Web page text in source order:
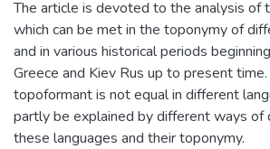
The article is devoted to the analysis of
which can be met in the toponymy of
and in various historical periods
Greece and Kiev Rus up to present
topoformant is not equal in different
partly be explained by different ways
these languages and their toponymy.